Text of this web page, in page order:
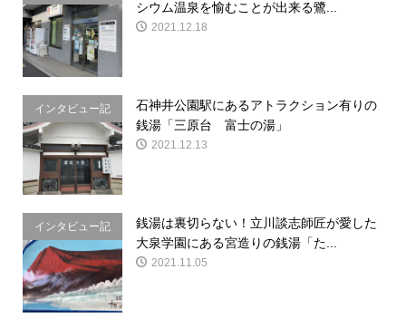
事
シウム温泉を愉むことが出来る鷺...
2021.12.18
インタビュー記
事
石神井公園駅にあるアトラクション有りの
銭湯「三原台 富士の湯」
2021.12.13
インタビュー記
事
銭湯は裏切らない！立川談志師匠が愛した
大泉学園にある宮造りの銭湯「た...
2021.11.05